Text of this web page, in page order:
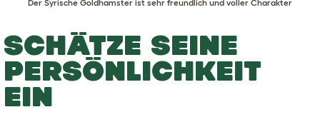
Der Syrische Goldhamster ist sehr freundlich und voller Charakter
SCHÄTZE SEINE
PERSÖNLICHKEIT
EIN